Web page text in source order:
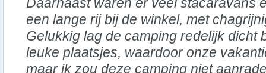
een lange rij bij de winkel, met
Gelukkig lag de camping redelijk dicht
leuke plaatsjes, waardoor onze
maar ik zou deze camping niet